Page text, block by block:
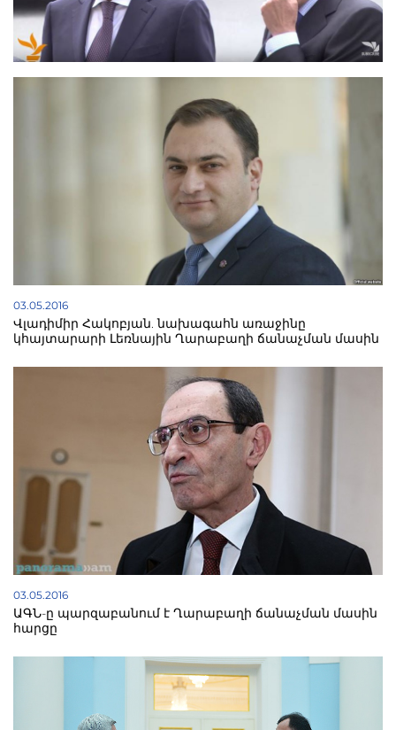
03.05.2016
Վլադիմիր Հակոբյան. նախագահն առաջինը
կհայտարարի Լեռնային Ղարաբաղի ճանաչման մասին
03.05.2016
ԱԳՆ-ը պարզաբանում է Ղարաբաղի ճանաչման մասին
հարցը